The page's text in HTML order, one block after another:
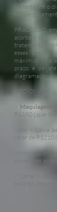
restante até o
link de
PRAZOS: O
acontece em
tratamento é
esses prazos
máximos.
prazo é de até
diagramação e
OPCIONAIS:
Maquiagem
R$180 ( que
>Box / Caixa
valor de
>Mini Ábum
presentear
> Cenário